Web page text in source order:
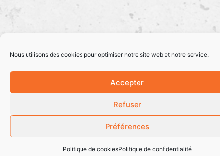
Nous utilisons des cookies pour optimiser notre site web et notre service.
Accepter
Refuser
Préférences
Politique de cookiesPolitique de confidentialité